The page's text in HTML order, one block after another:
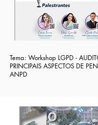
Tema: Workshop LGPD -
PRINCIPAIS ASPECTOS DE
ANPD